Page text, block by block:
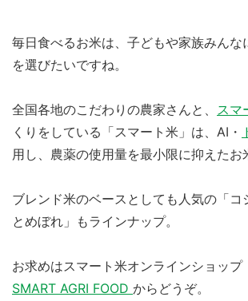
毎日食べるお米は、子どもや家族みんな
を選びたいですね。
全国各地のこだわりの農家さんと、 スマ
くりをしている「スマート米」は、AI・
用し、農薬の使用量を最小限に抑えたお
ブレンド米のベースとしても人気の「コ
とめぼれ」もラインナップ。
お求めはスマート米オンラインショップ
SMART AGRI FOOD からどうぞ。